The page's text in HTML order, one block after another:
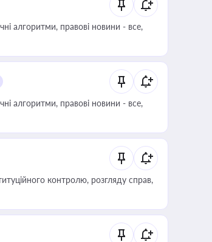
алгоритми, правові новини - все,
алгоритми, правові новини - все,
контролю, розгляду справ,